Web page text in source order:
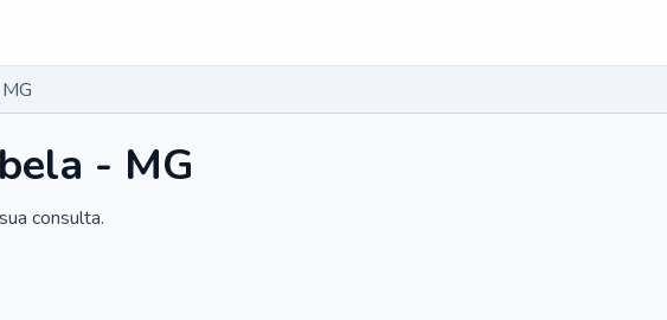
- MG
consulta.